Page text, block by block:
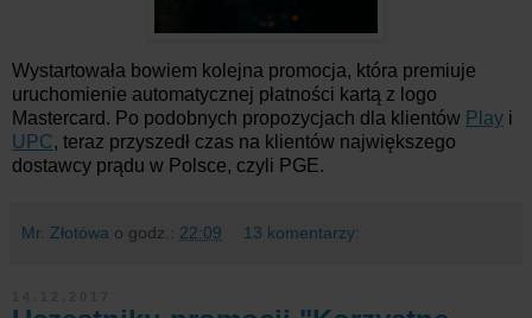
Wystartowała bowiem kolejna promocja, która premiuje
uruchomienie automatycznej płatności kartą z logo
Mastercard. Po podobnych propozycjach dla klientów Play i
UPC, teraz przyszedł czas na klientów największego
dostawcy prądu w Polsce, czyli PGE.
Mr. Złotówa o godz.: 22:09 13 komentarzy: